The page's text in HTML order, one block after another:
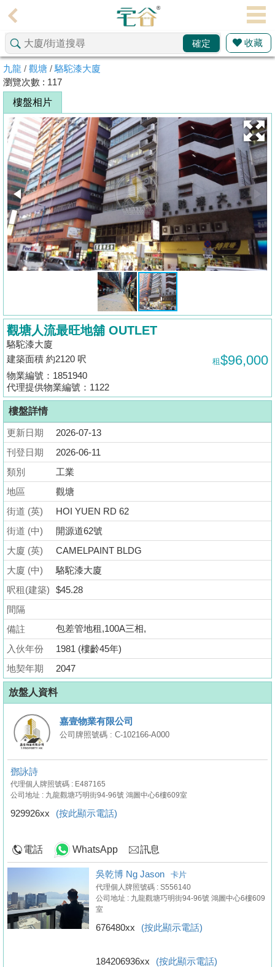
理
主
頁
搵
樓/
成
交
業
主
放
盤
宅
谷
按
地
產
博
客
地
產
新
聞
數
據
公
佈
置
業
手
冊
關
於
我
們
確定 收藏
九龍 / 觀塘 / 駱駝漆大廈
瀏覽次數 : 117
樓盤相片
觀塘人流最旺地舖 OUTLET
駱駝漆大廈
建築面積 約2120 呎
租$96,000
物業編號：1851940
代理提供物業編號：1122
樓盤詳情
更新日期
2026-07-13
刊登日期
2026-06-11
類別
工業
地區
觀塘
街道 (英)
HOI YUEN RD 62
街道 (中)
開源道62號
大廈 (英)
CAMELPAINT BLDG
大廈 (中)
駱駝漆大廈
呎租(建築)
$45.28
間隔
備註
包差管地租,100A三相,
入伙年份
1981 (樓齡45年)
地契年期
2047
放盤人資料
嘉壹物業有限公司
公司牌照號碼 : C-102166-A000
鄧詠詩
代理個人牌照號碼 : E487165
公司地址 : 九龍觀塘巧明街94-96號 鴻圖中心6樓609室
929926xx (按此顯示電話)
電話 WhatsApp 訊息
吳乾博 Ng Jason 卡片
代理個人牌照號碼 : S556140
公司地址 : 九龍觀塘巧明街94-96號 鴻圖中心6樓609
室
676480xx (按此顯示電話)
184206936xx (按此顯示電話)